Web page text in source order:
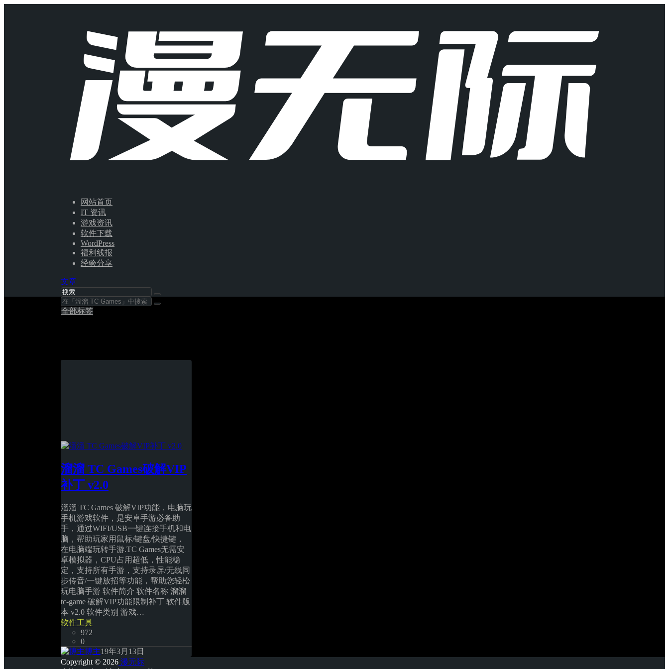
网站首页
IT 资讯
游戏资讯
软件下载
WordPress
福利线报
经验分享
文章
全部标签
溜溜 TC Games破解VIP
补丁 v2.0
溜溜 TC Games 破解VIP功能，电脑玩
手机游戏软件，是安卓手游必备助
手，通过WIFI/USB一键连接手机和电
脑，帮助玩家用鼠标/键盘/快捷键，
在电脑端玩转手游.TC Games无需安
卓模拟器，CPU占用超低，性能稳
定，支持所有手游，支持录屏/无线同
步传音/一键放招等功能，帮助您轻松
玩电脑手游 软件简介 软件名称 溜溜
tc-game 破解VIP功能限制补丁 软件版
本 v2.0 软件类别 游戏…
软件工具
972
0
博主19年3月13日
Copyright © 2026 漫无际